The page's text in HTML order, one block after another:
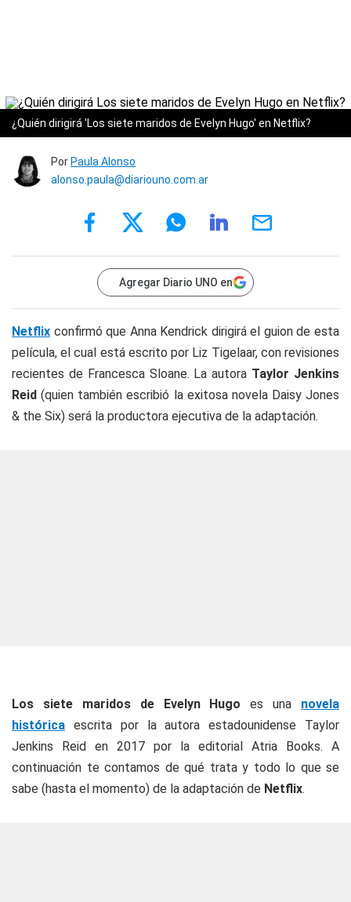
¿Quién dirigirá 'Los siete maridos de Evelyn Hugo' en Netflix?
Por Paula Alonso
alonso.paula@diariouno.com.ar
Agregar Diario UNO en
Netflix confirmó que Anna Kendrick dirigirá el guion de esta
película, el cual está escrito por Liz Tigelaar, con revisiones
recientes de Francesca Sloane. La autora Taylor Jenkins
Reid (quien también escribió la exitosa novela Daisy Jones
& the Six) será la productora ejecutiva de la adaptación.
Los siete maridos de Evelyn Hugo es una novela
histórica escrita por la autora estadounidense Taylor
Jenkins Reid en 2017 por la editorial Atria Books. A
continuación te contamos de qué trata y todo lo que se
sabe (hasta el momento) de la adaptación de Netflix.